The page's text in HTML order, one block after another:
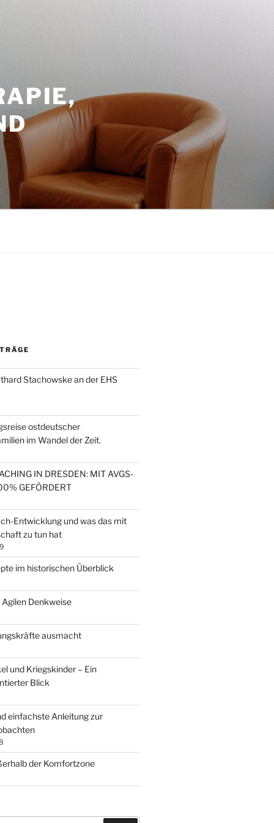
Stachowske an der EHS
ostdeutscher
im Wandel der Zeit.
IN DRESDEN: MIT AVGS-
GEFÖRDERT
Entwicklung und was das mit
zu tun hat
im historischen Überblick
Denkweise
ausmacht
und Kriegskinder – Ein
Blick
einfachste Anleitung zur
der Komfortzone